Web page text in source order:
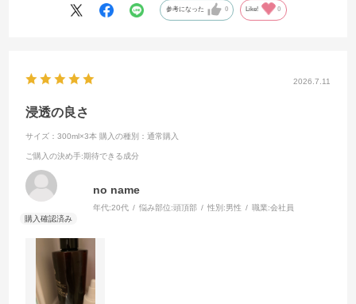
効果が期待できる商品があれば教えてください。今度ともよろしくお
参考になった 0 Like! 0
2026.7.11
浸透の良さ
サイズ：300ml×3本 購入の種別：通常購入
ご購入の決め手:期待できる成分
no name
年代:20代 悩み部位:頭頂部 性別:男性 職業:会社員